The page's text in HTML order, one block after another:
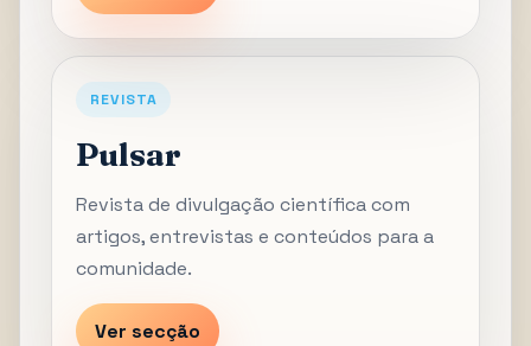
REVISTA
Pulsar
Revista de divulgação científica com
artigos, entrevistas e conteúdos para a
comunidade.
Ver secção